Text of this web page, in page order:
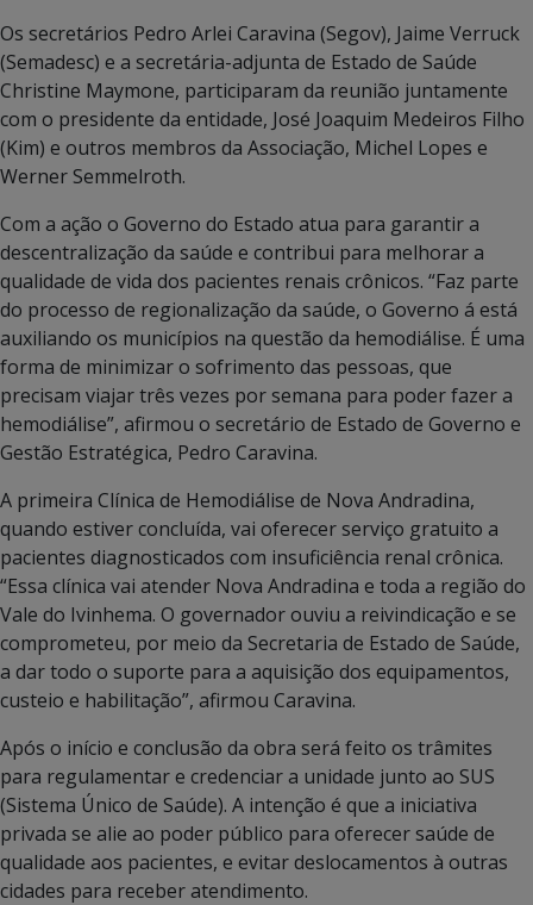
Os secretários Pedro Arlei Caravina (Segov), Jaime Verruck
(Semadesc) e a secretária-adjunta de Estado de Saúde
Christine Maymone, participaram da reunião juntamente
com o presidente da entidade, José Joaquim Medeiros Filho
(Kim) e outros membros da Associação, Michel Lopes e
Werner Semmelroth.
Com a ação o Governo do Estado atua para garantir a
descentralização da saúde e contribui para melhorar a
qualidade de vida dos pacientes renais crônicos. “Faz parte
do processo de regionalização da saúde, o Governo á está
auxiliando os municípios na questão da hemodiálise. É uma
forma de minimizar o sofrimento das pessoas, que
precisam viajar três vezes por semana para poder fazer a
hemodiálise”, afirmou o secretário de Estado de Governo e
Gestão Estratégica, Pedro Caravina.
A primeira Clínica de Hemodiálise de Nova Andradina,
quando estiver concluída, vai oferecer serviço gratuito a
pacientes diagnosticados com insuficiência renal crônica.
“Essa clínica vai atender Nova Andradina e toda a região do
Vale do Ivinhema. O governador ouviu a reivindicação e se
comprometeu, por meio da Secretaria de Estado de Saúde,
a dar todo o suporte para a aquisição dos equipamentos,
custeio e habilitação”, afirmou Caravina.
Após o início e conclusão da obra será feito os trâmites
para regulamentar e credenciar a unidade junto ao SUS
(Sistema Único de Saúde). A intenção é que a iniciativa
privada se alie ao poder público para oferecer saúde de
qualidade aos pacientes, e evitar deslocamentos à outras
cidades para receber atendimento.